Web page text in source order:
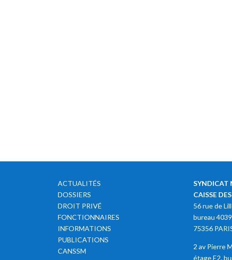
ACTUALITÉS
DOSSIERS
DROIT PRIVÉ
FONCTIONNAIRES
INFORMATIONS
PUBLICATIONS
CANSSM
SYNDICAT
CAISSE
56 rue de
bureau 4039
75356
2 av Pierre
étage E2,